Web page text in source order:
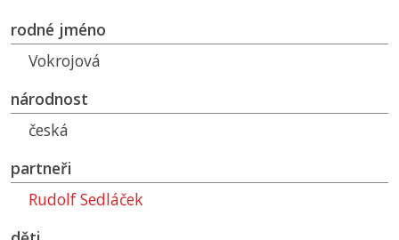
rodné jméno
Vokrojová
národnost
česká
partneři
Rudolf Sedláček